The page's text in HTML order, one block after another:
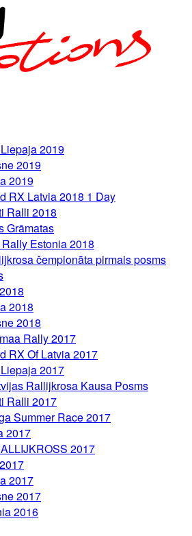
2019
2019
2019
RX Latvia 2018 1 Day
Ralli 2018
Grāmatas
Estonia 2018
čempionāta pirmais posms
2018
2018
Rally 2017
RX Of Latvia 2017
2017
Rallijkrosa Kausa Posms
Ralli 2017
Summer Race 2017
2017
2017
2017
2017
2016